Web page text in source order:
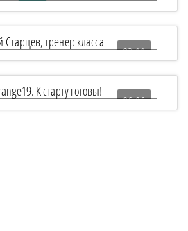
«Балтиец» по сноукайтингу
России и мира Никита
03:11
тренер класса "Лазер": грамотная
важнее бесконечных выездов
06:06
готовы!